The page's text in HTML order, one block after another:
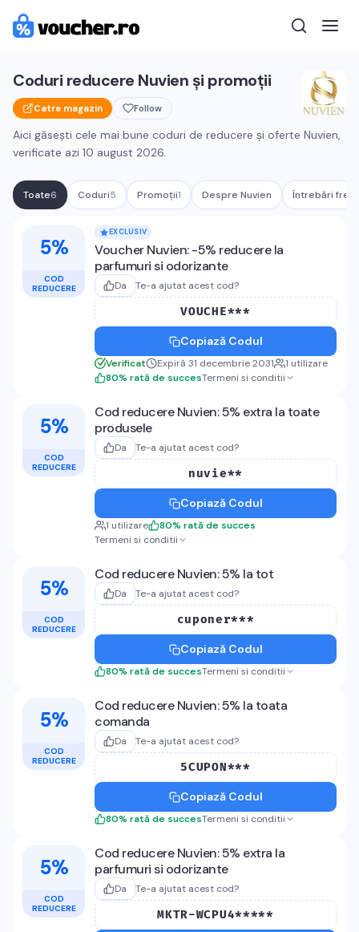
Coduri reducere Nuvien și promoții
Catre magazin Follow
Aici găsești cele mai bune coduri de reducere și oferte Nuvien,
verificate azi 10 august 2026.
Toate6 Coduri5 Promoții1 Despre Nuvien Întrebări
Cupoane active
5%
COD
REDUCERE
EXCLUSIV
Voucher Nuvien: -5% reducere la
parfumuri si odorizante
Da Te-a ajutat acest cod?
VOUCHE***
Copiază Codul
Verificat Expiră 31 decembrie 2031 1 utilizare
80% rată de succesTermeni si conditii
5%
COD
REDUCERE
Cod reducere Nuvien: 5% extra la toate
produsele
Da Te-a ajutat acest cod?
nuvie**
Copiază Codul
1 utilizare 80% rată de succes
Termeni si conditii
5%
COD
REDUCERE
Cod reducere Nuvien: 5% la tot
Da Te-a ajutat acest cod?
cuponer***
Copiază Codul
80% rată de succesTermeni si conditii
5%
COD
REDUCERE
Cod reducere Nuvien: 5% la toata
comanda
Da Te-a ajutat acest cod?
5CUPON***
Copiază Codul
80% rată de succesTermeni si conditii
5%
COD
REDUCERE
Cod reducere Nuvien: 5% extra la
parfumuri si odorizante
Da Te-a ajutat acest cod?
MKTR-WCPU4*****